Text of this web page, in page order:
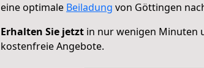
eine optimale Beiladung von Göttingen
Erhalten Sie jetzt in nur wenigen Minuten
kostenfreie Angebote.